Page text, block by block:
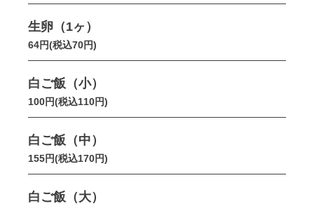
生卵（1ヶ）
64円(税込70円)
白ご飯（小）
100円(税込110円)
白ご飯（中）
155円(税込170円)
白ご飯（大）